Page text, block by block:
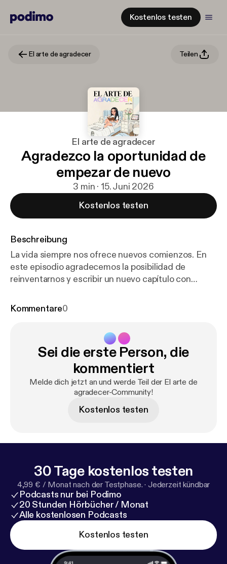
Kostenlos testen
El arte de agradecer Teilen
El arte de agradecer
Agradezco la oportunidad de
empezar de nuevo
3 min · 15. Juni 2026
Kostenlos testen
Beschreibung
La vida siempre nos ofrece nuevos comienzos. En
este episodio agradecemos la posibilidad de
reinventarnos y escribir un nuevo capítulo con
Kommentare0
Sei die erste Person, die
kommentiert
Melde dich jetzt an und werde Teil der El arte de
agradecer-Community!
Kostenlos testen
30 Tage kostenlos testen
4,99 € / Monat nach der Testphase. · Jederzeit kündbar
Podcasts nur bei Podimo
20 Stunden Hörbücher / Monat
Alle kostenlosen Podcasts
Kostenlos testen